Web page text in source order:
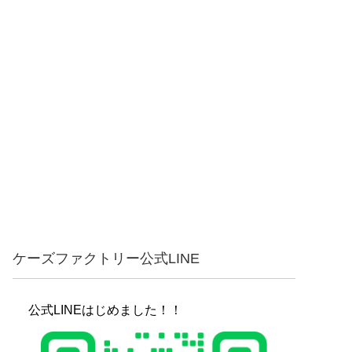
ケーズファクトリー公式LINE
公式LINEはじめました！！